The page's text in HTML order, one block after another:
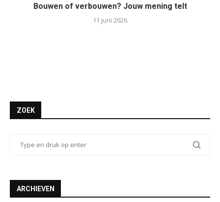
Bouwen of verbouwen? Jouw mening telt
11 juni 2026
ZOEK
ARCHIEVEN